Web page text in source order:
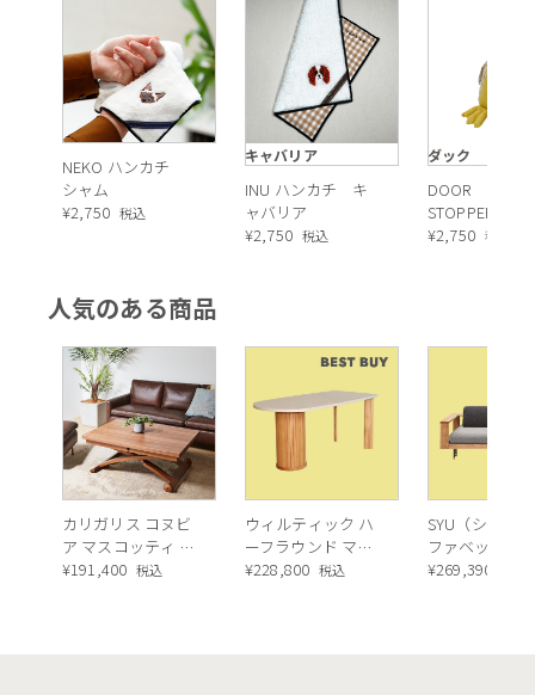
NEKO ハンカチ
シャム
¥2,750 税込
キャバリア
INU ハンカチ キ
ャバリア
¥2,750 税込
ダック
DOOR
STOPPER（ド
トッパー）
¥2,750 税込
人気のある商品
カリガリス コヌビ
ア マスコッティ 伸
長・昇降式テーブ
¥191,400 税込
ウィルティック ハ
ーフラウンド マテ
ィエラ塗装 ダイニ
¥228,800 税込
SYU（シュウ
ファベッド（
ュラル）
¥269,390